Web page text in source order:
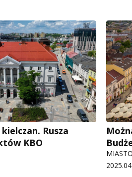
Rusza
KBO
MIASTO